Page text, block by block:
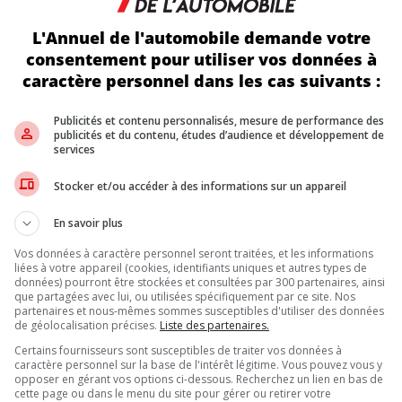
motivée par la clientèle nord-américaine. Dans une
est clair : malgré l’électrification accélérée du secteur,
thermique performant.
sportives, l’entreprise bénéficie pourtant d’un solide
hybrides à faible cylindrée. Son arrivée dans
la petite taille du moteur repose sur une architecture
V6 hybrides actuellement produits, un avantage crucial pour
d’être assemblées à Hethel, au Royaume-Uni. Cette
d’approvisionnement en développant ses propres groupes
Inscrivez vous à l'infolettre.
L'Annuel de l'automobile demande votre
consentement pour utiliser vos données à
caractère personnel dans les cas suivants :
Publicités et contenu personnalisés, mesure de performance des
publicités et du contenu, études d’audience et développement de
services
Stocker et/ou accéder à des informations sur un appareil
En savoir plus
Vos données à caractère personnel seront traitées, et les informations
liées à votre appareil (cookies, identifiants uniques et autres types de
données) pourront être stockées et consultées par 300 partenaires, ainsi
que partagées avec lui, ou utilisées spécifiquement par ce site. Nos
partenaires et nous-mêmes sommes susceptibles d'utiliser des données
de géolocalisation précises. Liste des partenaires.
Certains fournisseurs sont susceptibles de traiter vos données à
caractère personnel sur la base de l'intérêt légitime. Vous pouvez vous y
opposer en gérant vos options ci-dessous. Recherchez un lien en bas de
cette page ou dans le menu du site pour gérer ou retirer votre